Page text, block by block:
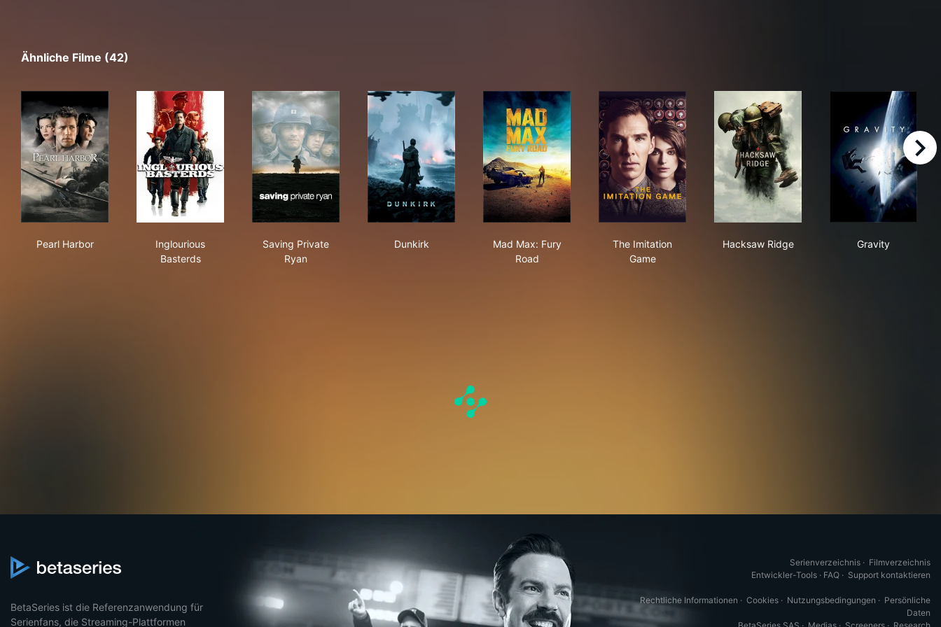
Ähnliche Filme (42)
Pearl Harbor
Inglourious
Basterds
Saving Private
Ryan
Dunkirk
Mad Max: Fury
Road
The Imitation
Game
Hacksaw Ridge
Gravity
right
BetaSeries ist die Referenzanwendung für
Serienfans, die Streaming-Plattformen
Serienverzeichnis · Filmverzeichnis
Entwickler-Tools · FAQ · Support kontaktieren
Rechtliche Informationen · Cookies · Nutzungsbedingungen · Persönliche
Daten